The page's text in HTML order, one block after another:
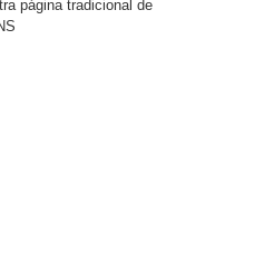
página tradicional de